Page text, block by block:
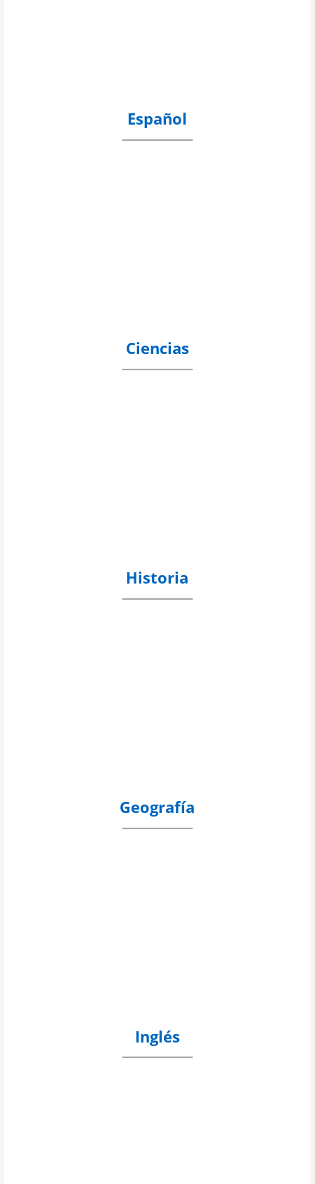
Español
Ciencias
Historia
Geografía
Inglés